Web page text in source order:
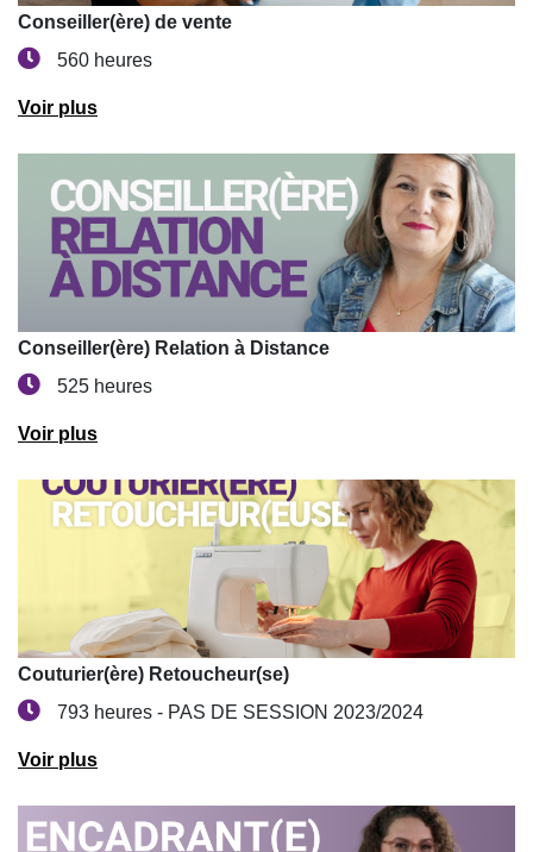
Conseiller(ère) de vente
560 heures
Voir plus
Conseiller(ère) Relation à Distance
525 heures
Voir plus
Couturier(ère) Retoucheur(se)
793 heures - PAS DE SESSION 2023/2024
Voir plus